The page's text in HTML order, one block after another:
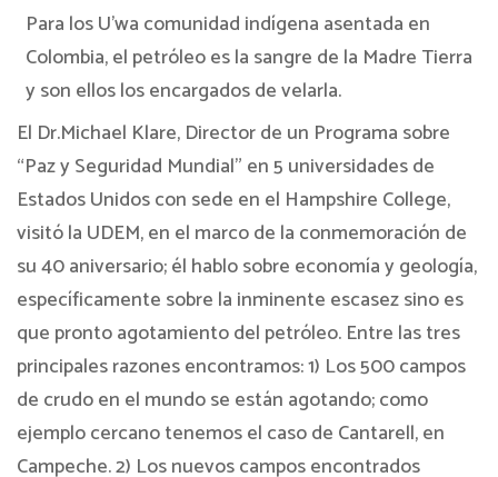
Para los U’wa comunidad indígena asentada en
Colombia, el petróleo es la sangre de la Madre Tierra
y son ellos los encargados de velarla.
El Dr.Michael Klare, Director de un Programa sobre
“Paz y Seguridad Mundial” en 5 universidades de
Estados Unidos con sede en el Hampshire College,
visitó la UDEM, en el marco de la conmemoración de
su 40 aniversario; él hablo sobre economía y geología,
específicamente sobre la inminente escasez sino es
que pronto agotamiento del petróleo. Entre las tres
principales razones encontramos: 1) Los 500 campos
de crudo en el mundo se están agotando; como
ejemplo cercano tenemos el caso de Cantarell, en
Campeche. 2) Los nuevos campos encontrados